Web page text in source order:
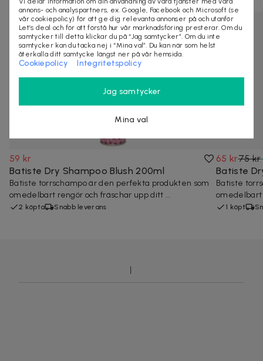
59 kr
Batiste Dry Shampoo Blush 200ml
Batiste torrschampo är den perfekta produkten som
omedelbart rengör och fräschar upp ditt ...
2 köpta Snabb leverans
65 kr75 kr
Batiste
Batiste
omedelbart
1 köpt
annons- och analyspartners, ex. Google, Facebook och Microsoft (se
vår cookiepolicy) för att ge dig relevanta annonser på och utanför
Let’s deal och för att förstå hur vår marknadsföring presterar. Om du
samtycker till detta klickar du på “Jag samtycker”. Om du inte
samtycker kan du tacka nej i “Mina val”. Du kan när som helst
återkalla ditt samtycke längst ner på vår hemsida.
Cookiepolicy Integritetspolicy
Jag samtycker
Mina val